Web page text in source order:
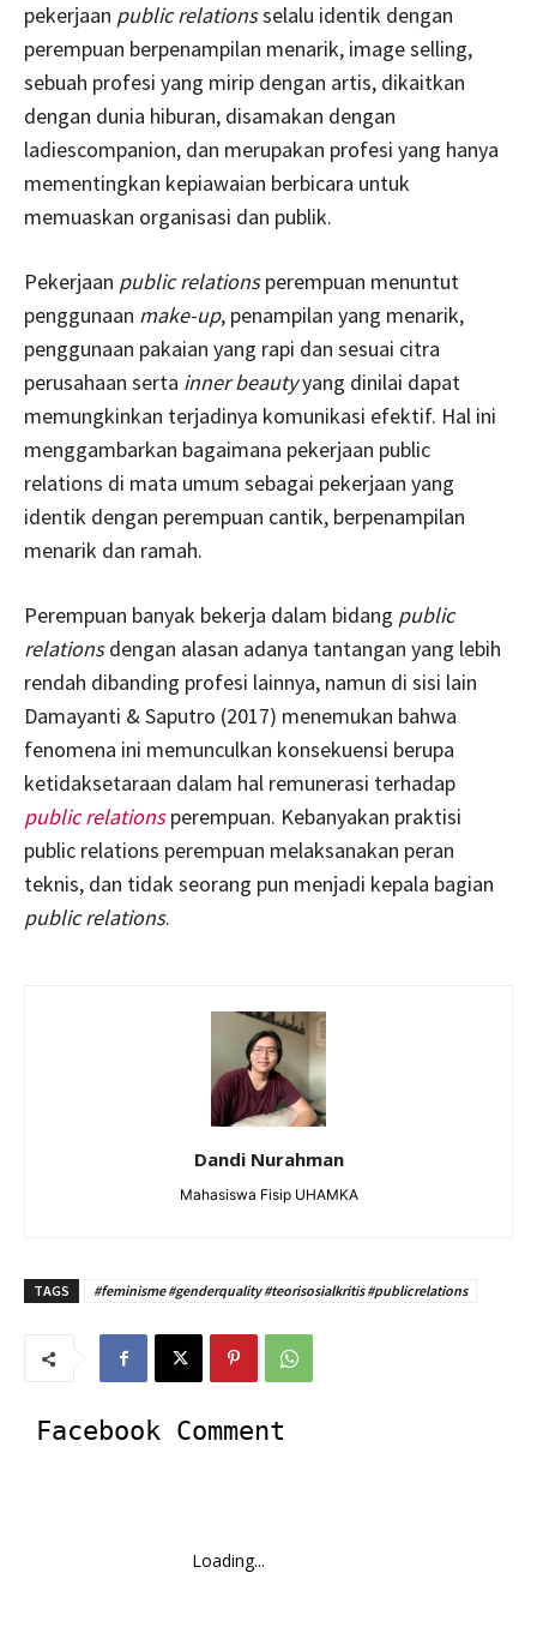
pekerjaan public relationsselalu identik dengan
perempuan berpenampilan menarik, image selling,
sebuah profesi yang mirip dengan artis, dikaitkan
dengan dunia hiburan, disamakan dengan
ladiescompanion, dan merupakan profesi yang hanya
mementingkan kepiawaian berbicara untuk
memuaskan organisasi dan publik.
Pekerjaan public relationsperempuan menuntut
penggunaan make-up, penampilan yang menarik,
penggunaan pakaian yang rapi dan sesuai citra
perusahaan serta inner beautyyang dinilai dapat
memungkinkan terjadinya komunikasi efektif. Hal ini
menggambarkan bagaimana pekerjaan public
relations di mata umum sebagai pekerjaan yang
identik dengan perempuan cantik, berpenampilan
menarik dan ramah.
Perempuan banyak bekerja dalam bidang public
relationsdengan alasan adanya tantangan yang lebih
rendah dibanding profesi lainnya, namun di sisi lain
Damayanti & Saputro (2017) menemukan bahwa
fenomena ini memunculkan konsekuensi berupa
ketidaksetaraan dalam hal remunerasi terhadap
public relationsperempuan. Kebanyakan praktisi
public relations perempuan melaksanakan peran
teknis, dan tidak seorang pun menjadi kepala bagian
public relations.
Dandi Nurahman
Mahasiswa Fisip UHAMKA
TAGS #feminisme #genderquality #teorisosialkritis #publicrelations
Facebook Comment
Loading...